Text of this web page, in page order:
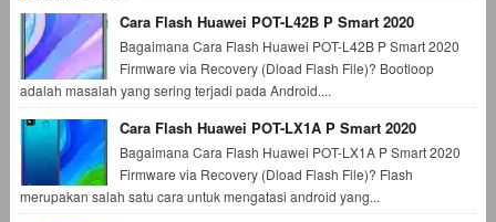
Cara Flash Huawei POT-L42B P Smart 2020
Bagaimana Cara Flash Huawei POT-L42B P Smart 2020
Firmware via Recovery (Dload Flash File)? Bootloop
adalah masalah yang sering terjadi pada Android....
Cara Flash Huawei POT-LX1A P Smart 2020
Bagaimana Cara Flash Huawei POT-LX1A P Smart 2020
Firmware via Recovery (Dload Flash File)? Flash
merupakan salah satu cara untuk mengatasi android yang...